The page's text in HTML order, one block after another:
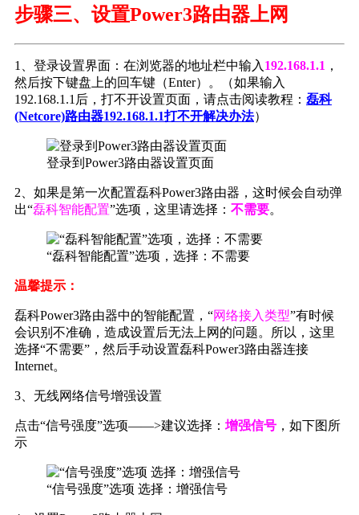
步骤三、设置Power3路由器上网
1、登录设置界面：在浏览器的地址栏中输入 192.168.1.1 ，
然后按下键盘上的回车键（Enter）。（如果输入
192.168.1.1后，打不开设置页面，请点击阅读教程： 磊科
(Netcore)路由器192.168.1.1打不开解决办法）
登录到Power3路由器设置页面
2、如果是第一次配置磊科Power3路由器，这时候会自动弹
出“磊科智能配置”选项，这里请选择： 不需要。
“磊科智能配置”选项，选择：不需要
温馨提示：
磊科Power3路由器中的智能配置，“网络接入类型”有时候
会识别不准确，造成设置后无法上网的问题。所以，这里
选择“不需要”，然后手动设置磊科Power3路由器连接
Internet。
3、无线网络信号增强设置
点击“信号强度”选项——>建议选择： 增强信号 ，如下图所
示
“信号强度”选项 选择：增强信号